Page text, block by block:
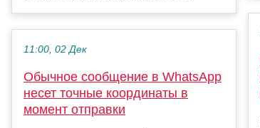
11:00, 02 Дек
Обычное сообщение в WhatsApp
несет точные координаты в
момент отправки